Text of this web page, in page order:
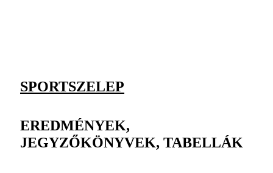
SPORTSZELEP
EREDMÉNYEK,
JEGYZŐKÖNYVEK, TABELLÁK